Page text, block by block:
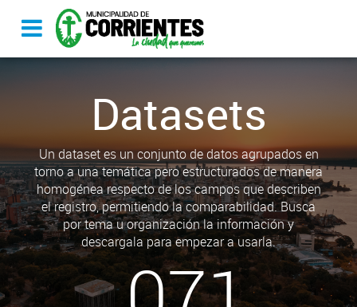
Datasets
Un dataset es un conjunto de datos agrupados en
torno a una temática pero estructurados de manera
homogénea respecto de los campos que describen
el registro, permitiendo la comparabilidad. Busca
por tema u organización la información y
descargala para empezar a usarla.